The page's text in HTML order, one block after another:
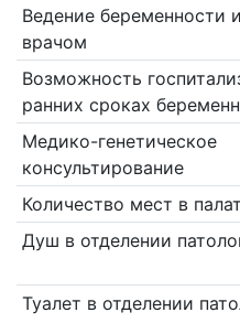
Ведение беременности
врачом
Возможность
ранних сроках
Медико-генетическое
консультирование
Количество мест в
Душ в отделении
Туалет в отделении